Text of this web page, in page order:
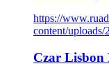
https://
content/
Czar Lisbon